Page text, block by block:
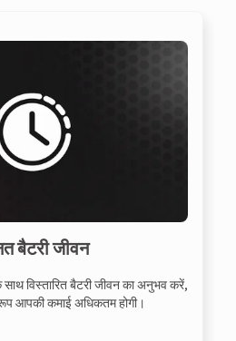
बैटरी जीवन
साथ विस्तारित बैटरी जीवन का अनुभव करें,
आपकी कमाई अधिकतम होगी।